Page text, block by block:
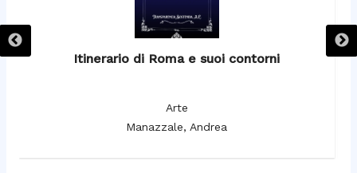
Itinerario di Roma e suoi contorni
Arte
Manazzale, Andrea